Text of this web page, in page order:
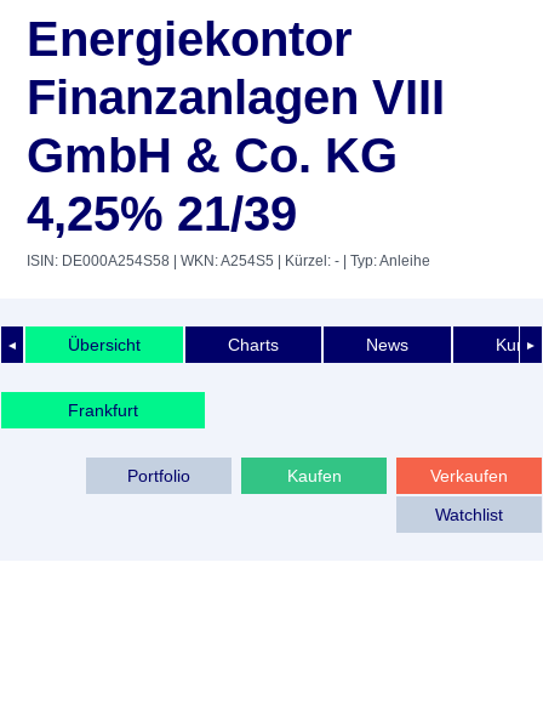
Energiekontor
Finanzanlagen VIII
GmbH & Co. KG
4,25% 21/39
ISIN: DE000A254S58 | WKN: A254S5 | Kürzel: - | Typ: Anleihe
◄ ►
Übersicht Charts News
Frankfurt
Verkaufen
Kaufen
Portfolio
Watchlist